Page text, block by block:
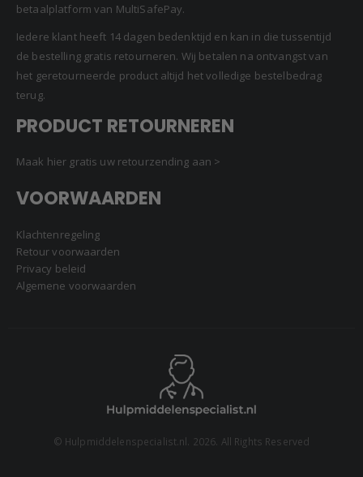
betaalplatform van MultiSafePay.
Iedere klant heeft 14 dagen bedenktijd en kan in die tussentijd
de bestelling gratis retourneren. Wij betalen na ontvangst van
het geretourneerde product altijd het volledige bestelbedrag
terug.
PRODUCT RETOURNEREN
Maak hier gratis uw retourzending aan >
VOORWAARDEN
Klachtenregeling
Retour voorwaarden
Privacy beleid
Algemene voorwaarden
© Hulpmiddelenspecialist.nl. 2026. All Rights Reserved